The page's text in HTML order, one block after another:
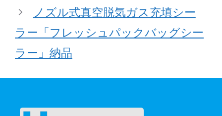
ノズル式真空脱気ガス充填シー
ラー「フレッシュパックバッグシー
ラー」納品